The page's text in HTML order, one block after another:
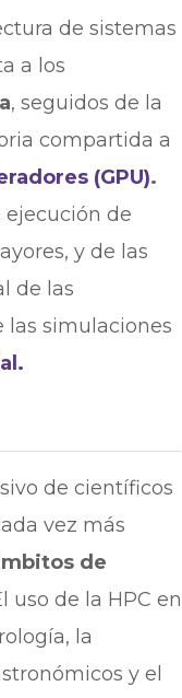
de sistemas
a los
, seguidos de la
compartida a
(GPU).
de
y de las
de las
las simulaciones
de científicos
vez más
de
uso de la HPC en
la
y el